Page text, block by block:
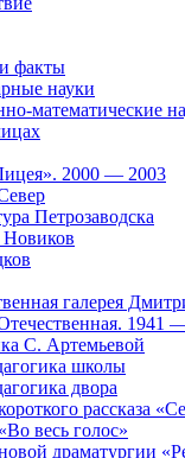
факты
науки
математические
2000 — 2003
Петрозаводска
галерея
1941
С. Артемьевой
школы
двора
рассказа
весь голос»
драматургии